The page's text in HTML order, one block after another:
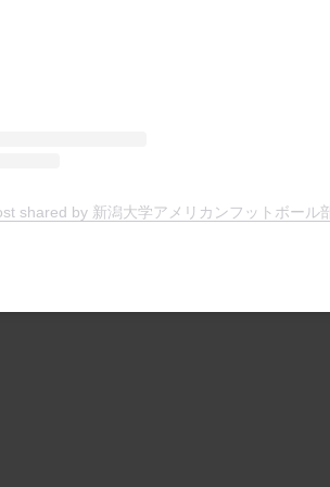
shared by 新潟大学アメリカンフットボール